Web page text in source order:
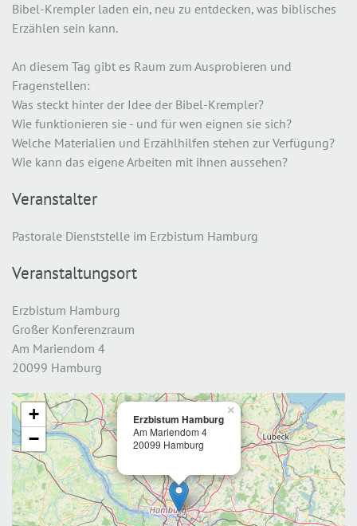
Bibel-Krempler laden ein, neu zu entdecken, was biblisches
Erzählen sein kann.
An diesem Tag gibt es Raum zum Ausprobieren und
Fragenstellen:
Was steckt hinter der Idee der Bibel-Krempler?
Wie funktionieren sie - und für wen eignen sie sich?
Welche Materialien und Erzählhilfen stehen zur Verfügung?
Wie kann das eigene Arbeiten mit ihnen aussehen?
Veranstalter
Pastorale Dienststelle im Erzbistum Hamburg
Veranstaltungsort
Erzbistum Hamburg
Großer Konferenzraum
Am Mariendom 4
20099 Hamburg